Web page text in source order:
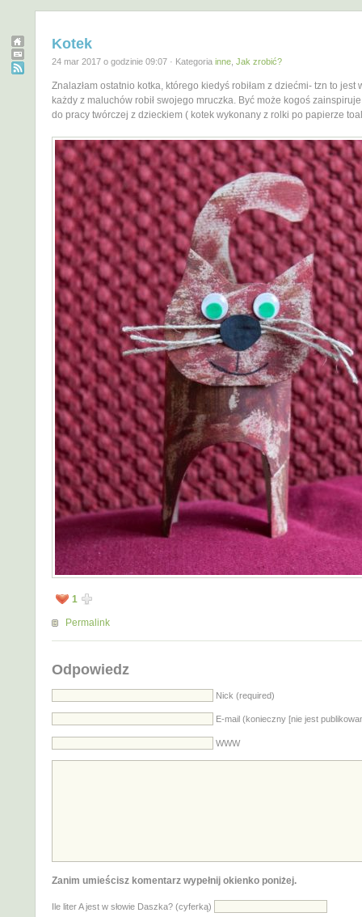
Kotek
24 mar 2017 o godzinie 09:07 · Kategoria inne Jak zrobić?
Znalazłam ostatnio kotka, którego kiedyś robiłam z dziećmi- tzn to jest
każdy z maluchów robił swojego mruczka. Być może kogoś zainspiruje
do pracy twórczej z dzieckiem ( kotek wykonany z rolki po papierze
1
Permalink
Odpowiedz
Nick (required)
E-mail (konieczny [nie jest
WWW
Zanim umieścisz komentarz wypełnij okienko poniżej.
Ile liter A jest w słowie Daszka? (cyferką)